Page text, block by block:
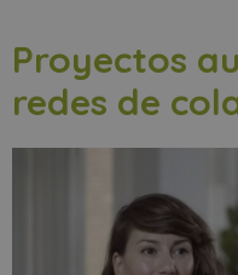
Proyectos
redes de